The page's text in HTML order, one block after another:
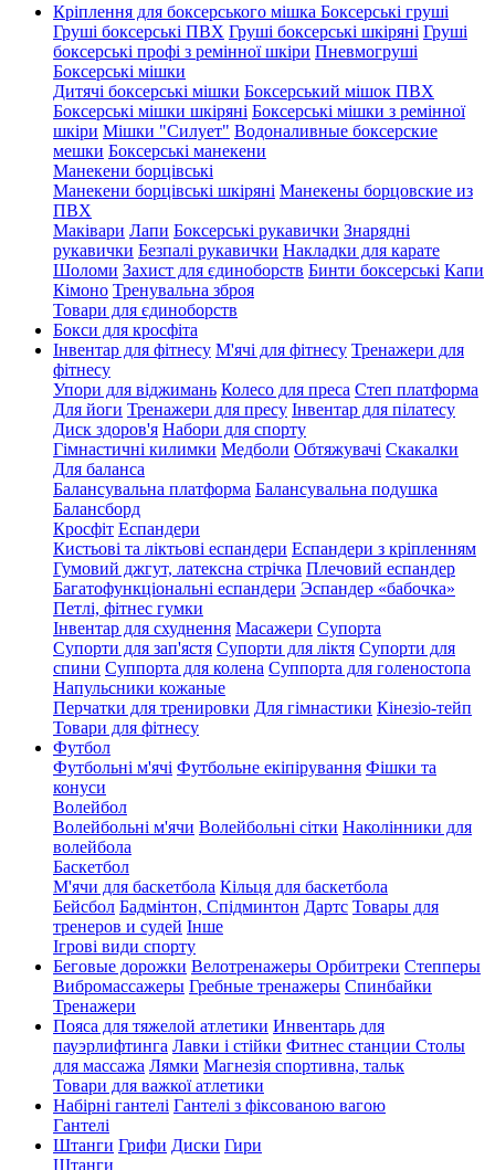
Кріплення для боксерського мішка Боксерські груші
Груші боксерські ПВХ Груші боксерські шкіряні Груші
боксерські профі з ремінної шкіри Пневмогруші
Боксерські мішки
Дитячі боксерські мішки Боксерський мішок ПВХ
Боксерські мішки шкіряні Боксерські мішки з ремінної
шкіри Мішки "Силует" Водоналивные боксерские
мешки Боксерські манекени
Манекени борцівські
Манекени борцівські шкіряні Манекены борцовские из
ПВХ
Маківари Лапи Боксерські рукавички Знарядні
рукавички Безпалі рукавички Накладки для карате
Шоломи Захист для єдиноборств Бинти боксерські Капи
Кімоно Тренувальна зброя
Товари для єдиноборств
Бокси для кросфіта
Інвентар для фітнесу М'ячі для фітнесу Тренажери для
фітнесу
Упори для віджимань Колесо для преса Степ платформа
Для йоги Тренажери для пресу Інвентар для пілатесу
Диск здоров'я Набори для спорту
Гімнастичні килимки Медболи Обтяжувачі Скакалки
Для баланса
Балансувальна платформа Балансувальна подушка
Балансборд
Кросфіт Еспандери
Кистьові та ліктьові еспандери Еспандери з кріпленням
Гумовий джгут, латексна стрічка Плечовий еспандер
Багатофункціональні еспандери Эспандер «бабочка»
Петлі, фітнес гумки
Інвентар для схуднення Масажери Супорта
Супорти для зап'ястя Супорти для ліктя Супорти для
спини Суппорта для колена Суппорта для голеностопа
Напульсники кожаные
Перчатки для тренировки Для гімнастики Кінезіо-тейп
Товари для фітнесу
Футбол
Футбольні м'ячі Футбольне екіпірування Фішки та
конуси
Волейбол
Волейбольні м'ячи Волейбольні сітки Наколінники для
волейбола
Баскетбол
М'ячи для баскетбола Кільця для баскетбола
Бейсбол Бадмінтон, Спідминтон Дартс Товары для
тренеров и судей Інше
Ігрові види спорту
Беговые дорожки Велотренажеры Орбитреки Степперы
Вибромассажеры Гребные тренажеры Спинбайки
Тренажери
Пояса для тяжелой атлетики Инвентарь для
пауэрлифтинга Лавки і стійки Фитнес станции Столы
для массажа Лямки Магнезія спортивна, тальк
Товари для важкої атлетики
Набірні гантелі Гантелі з фіксованою вагою
Гантелі
Штанги Грифи Диски Гири
Штанги